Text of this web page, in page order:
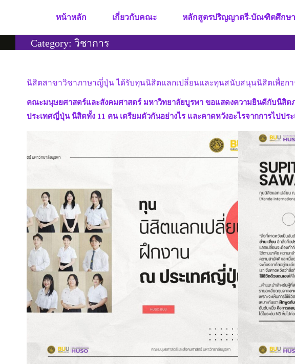
content
หน้าหลัก เกี่ยวกับคณะ หลักสูตรปริญญาตรี-บัณฑิตศึกษา
Category: วิชาการ
นิสิตสาขาวิชาภาษาญี่ปุ่น ได้รับทุนนิสิตแลกเปลี่ยนและทุนสนับสนุนนิสิตเพื่อก
คณะมนุษยศาสตร์และสังคมศาสตร์ มหาวิทยาลัยบูรพา ขอแสดงความยินดีกับนิสิ
ประเทศญี่ปุ่น นิสิตทั้ง 11 คน เตรียมตัวกันอย่างไร และคาดหวังอะไรจากการไปป